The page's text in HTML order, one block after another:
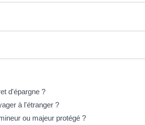
d'épargne ?
à l'étranger ?
ou majeur protégé ?